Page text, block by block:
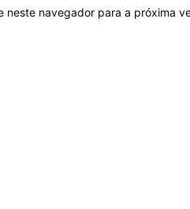
neste navegador para a próxima